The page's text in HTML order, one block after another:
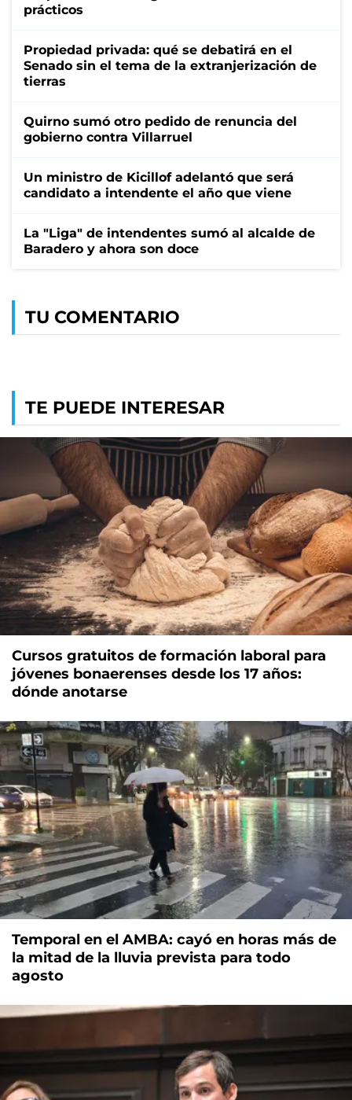
prácticos
Propiedad privada: qué se debatirá en el
Senado sin el tema de la extranjerización de
tierras
Quirno sumó otro pedido de renuncia del
gobierno contra Villarruel
Un ministro de Kicillof adelantó que será
candidato a intendente el año que viene
La "Liga" de intendentes sumó al alcalde de
Baradero y ahora son doce
TU COMENTARIO
TE PUEDE INTERESAR
Cursos gratuitos de formación laboral para
jóvenes bonaerenses desde los 17 años:
dónde anotarse
Temporal en el AMBA: cayó en horas más de
la mitad de la lluvia prevista para todo
agosto